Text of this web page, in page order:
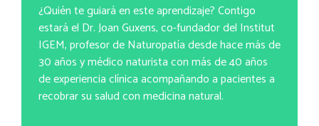
¿Quién te guiará en este aprendizaje? Contigo
estará el Dr. Joan Guxens, co-fundador del Institut
IGEM, profesor de Naturopatía desde hace más de
30 años y médico naturista con más de 40 años
de experiencia clínica acompañando a pacientes a
recobrar su salud con medicina natural.